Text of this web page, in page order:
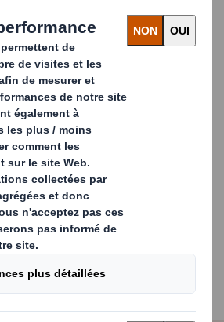
caractéristiques de nos
pour les fruits et légumes :
barrières, anti-humidité
alimentaire
en fonction de l'aliment à
bourrage (mécanisé et
la marque et du produit
avec couvercle, mécanisé